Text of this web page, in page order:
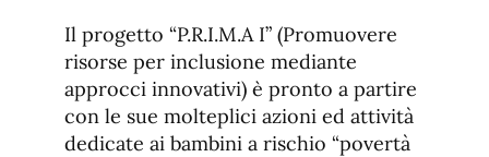
de
fuente
de
fuente.
Il progetto “P.R.I.M.A I” (Promuovere
risorse per inclusione mediante
approcci innovativi) è pronto a partire
con le sue molteplici azioni ed attività
dedicate ai bambini a rischio “povertà